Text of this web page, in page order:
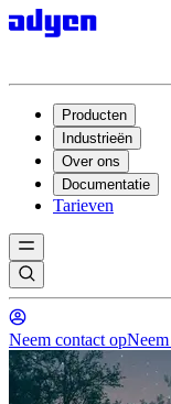
Producten
Industrieën
Over ons
Documentatie
Tarieven
Neem contact op